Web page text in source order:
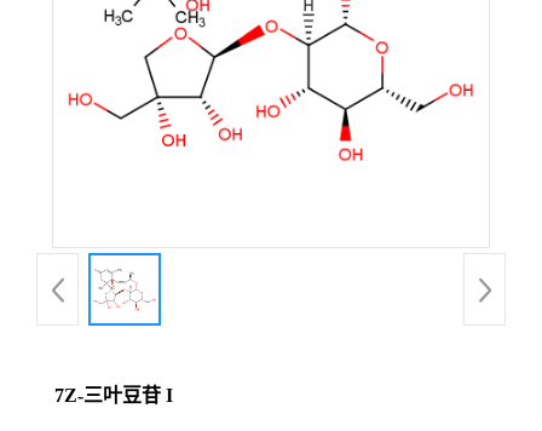
产
7Z-三叶豆苷 I